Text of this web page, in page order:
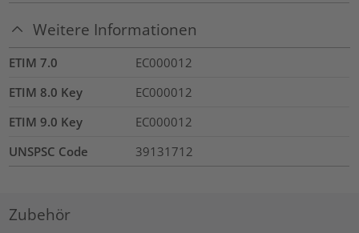
Weitere Informationen
ETIM 7.0
EC000012
ETIM 8.0 Key
EC000012
ETIM 9.0 Key
EC000012
UNSPSC Code
39131712
Zubehör